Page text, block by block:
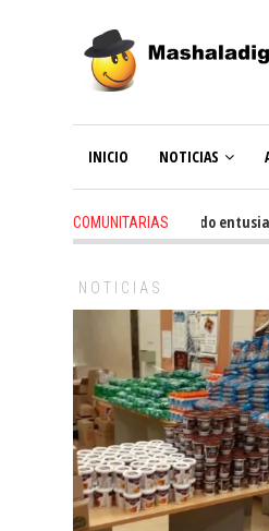
INICIO NOTICIAS
COMUNITARIAS
3 weeks ago - Renovado entusiasmo
NOTICIAS